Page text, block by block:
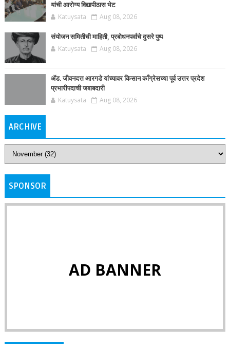
यांची आरोग्य विद्यापीठास भेट
Katuysata Aug 08, 2026
संयोजन समितीची माहिती, प्रबोधनपर्वाचे दुसरे पुष्प
Katuysata Aug 08, 2026
ॲड. जीवनदत्त आरगडे यांच्यावर किसान काँग्रेसच्या पूर्व उत्तर प्रदेश
प्रभारीपदाची जबाबदारी
Katuysata Aug 08, 2026
ARCHIVE
SPONSOR
AD BANNER